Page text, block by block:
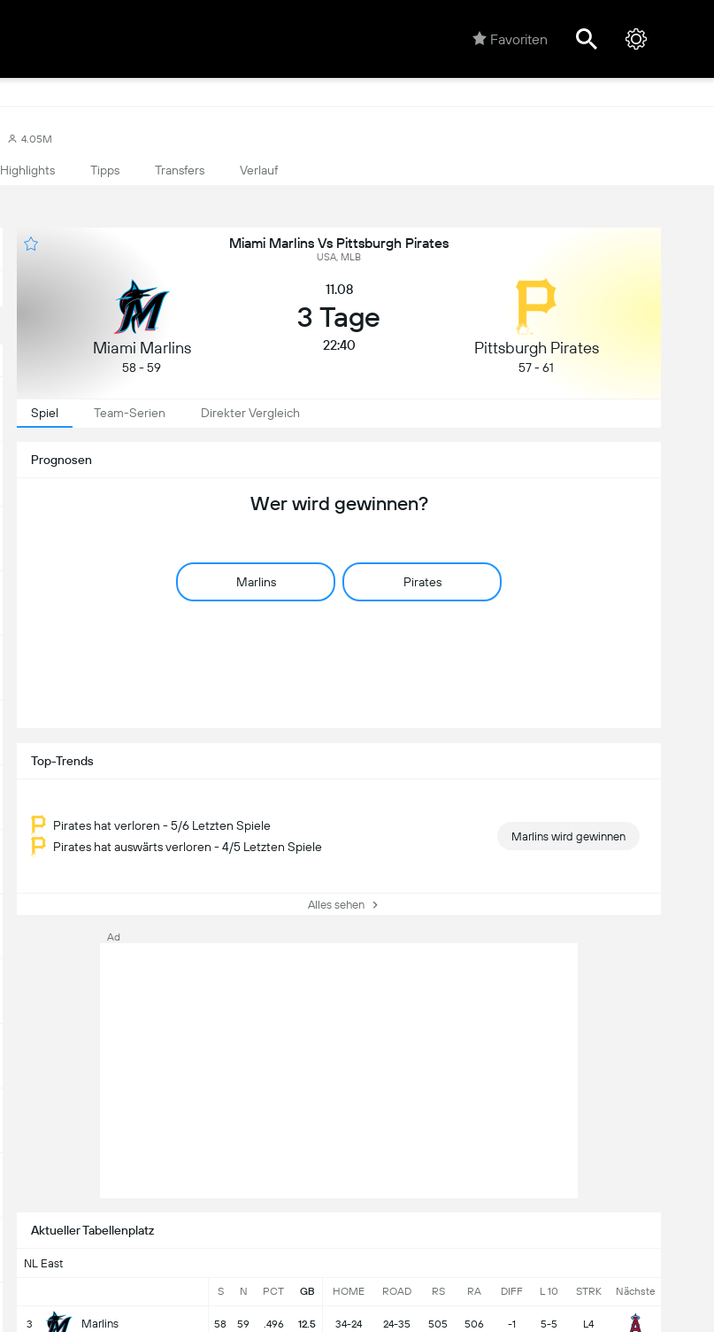
Favoriten
4.05M
Highlights Tipps Transfers Verlauf
Miami Marlins Vs Pittsburgh Pirates
USA, MLB
Miami Marlins
58 - 59
11.08
3 Tage
22:40 Pittsburgh Pirates
57 - 61
Spiel Team-Serien Direkter Vergleich
Prognosen
Wer wird gewinnen?
Marlins Pirates
Top-Trends
Pirates hat verloren - 5/6 Letzten Spiele
Pirates hat auswärts verloren - 4/5 Letzten Spiele
Marlins wird gewinnen
Alles sehen
Aktueller Tabellenplatz
NL East
S N PCT GB HOME ROAD RS RA DIFF L 10 STRK Nächste
3 Marlins 58 59 .496 12.5 34-24 24-35 505 506 -1 5-5 L4
Ad